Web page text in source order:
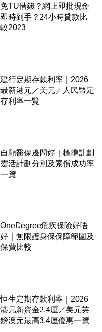
免TU借錢？網上即批現金
即時到手？24小時貸款比
較2023
建行定期存款利率｜2026
最新港元／美元／人民幣定
存利率一覽
自願醫保邊間好｜標準計劃
靈活計劃分別及索償成功率
一覽
OneDegree危疾保險好唔
好｜無限護身保保障範圍及
保費比較
恒生定期存款利率｜2026
港元新資金2.4厘／美元英
鎊澳元最高3.4厘優惠一覽